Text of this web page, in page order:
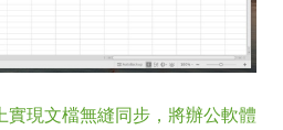
實現文檔無縫同步，將辦公軟體